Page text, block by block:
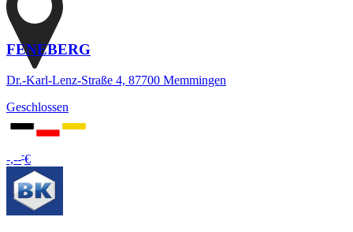
FENEBERG
Dr.-Karl-Lenz-Straße 4, 87700 Memmingen
Geschlossen
-,---€